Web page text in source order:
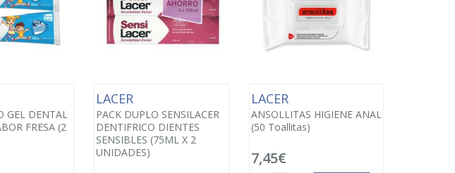
GEL DENTAL
FRESA (2
LACER
PACK DUPLO SENSILACER
DENTIFRICO DIENTES
SENSIBLES (75ML X 2
UNIDADES)
LACER
ANSOLLITAS HIGIENE ANAL
(50 Toallitas)
7,45€